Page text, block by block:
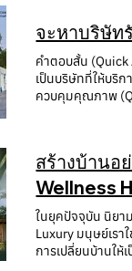
ล้านบาท ควรสร้า
ครัวไทย ห้องครัว
ออกแบบบ้านตาม
ควบคุมงบประมาณ
ในพื้นที่ อุดรธานี
ประมาณอย่างโป
หนองคาย และรับ
https://
ปรึกษาฟรี ประเมิ
รายละเอียดโครง
วางแผนสร้างบ้
ส่งมอบ โครงการ
ยาว
อย่างต่อเนื่อง แน
งานจริงก่อนตัด
ประเมินมาตรฐาน
หากไม่มีผู้ดูแลภาพ
หน้าอย่างสม่ำเสม
ดูแลครบวงจร?
ตกแต่งภายใน กา
ควบคุมคุณภาพขอ
บุคคล (Custom
โจทย์ทั้งความสวย
เลือกทีมงานที่มีป
เกิดขึ้นในโครงก
การออกแบบเฉพ
10 ล้านบาทควรมี
สอดคล้องกับการ
ก่อสร้างได้ชัดเจน
ทำงานร่วมกันได้อ
อย่างสม่ำเสมอ เ
ที่สะท้อนไลฟ์สไต
หลังหลักในภาคตะ
ทำความเข้าใจวิถี
ลูกค้าในจังหวัด อุดรธานี ขอนแก่น และหนองคาย Mind
ออกแบบบ้านเฉพ
งวด( Zero major
ผ่าน Mind
ออกแบบจนถึงส่ง
ก่อสร้าง ภาพทุกขั้นตอนก
เข้าเยี่ยมชมหน้า
การใช้ชีวิต ความ
ออกแบบบ้านเฉพาะบุคคล ด้วยทีม
เต็มความสุข แล
รายการวัสดุพร้อม
เปลี่ยนแปลงงาน
มาตรฐาน ควรสอ
การเลือกวัสดุที่เหมาะสมกับการใช้งาน Mind Home รับสร้างบ้านหรูอุดร
การก่อสร้าง ระบบปร
บ้าน โครงหลังคาสำเร็จ
จะหาบริษัท
คำตอบสั้น
เป็นบริษัทที่ให้บริ
ควบคุมคุณภาพ
วิศวกรเพื่อให้บ้านสวย ใช้งานได้จริง และ
Service โดยครอ
สถาปัตยกรรม งา
การออกแบบของ
(Wellness
ความผิดพลาดระ
สร้างบ้านอย่างไร
Wellness
ในยุคปัจจุบัน นิยา
Luxury มนุษย์เรา
การเปลี่ยนบ้านให้